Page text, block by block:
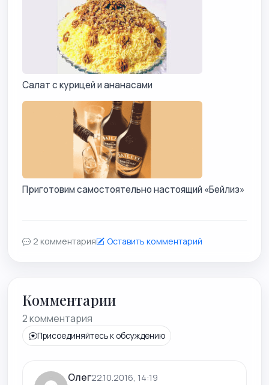
Салат с курицей и ананасами
Приготовим самостоятельно настоящий «Бейлиз»
2 комментария Оставить комментарий
Комментарии
2 комментария
Присоединяйтесь к обсуждению
Олег22.10.2016, 14:19